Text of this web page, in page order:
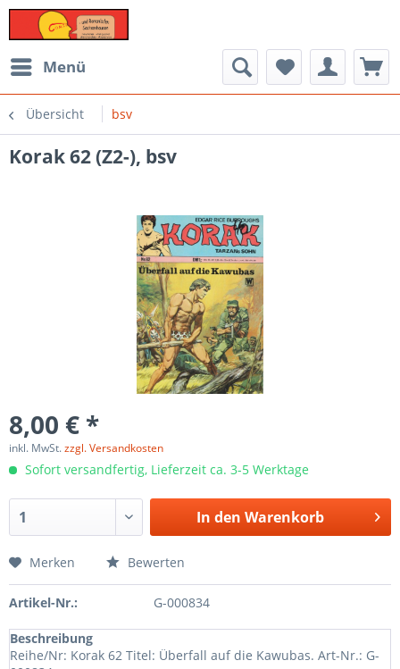
Menü
Übersicht bsv
Korak 62 (Z2-), bsv
8,00 € *
inkl. MwSt.zzgl. Versandkosten
Sofort versandfertig, Lieferzeit ca. 3-5 Werktage
In den Warenkorb
Merken Bewerten
Artikel-Nr.: G-000834
Beschreibung
Reihe/Nr: Korak 62 Titel: Überfall auf die Kawubas. Art-Nr.: G-